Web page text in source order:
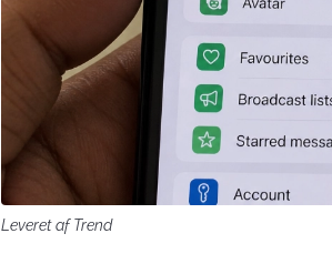
Leveret af Trend